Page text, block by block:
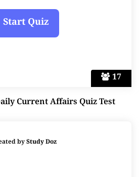
17
Current Affairs Quiz Test
byStudy Doz